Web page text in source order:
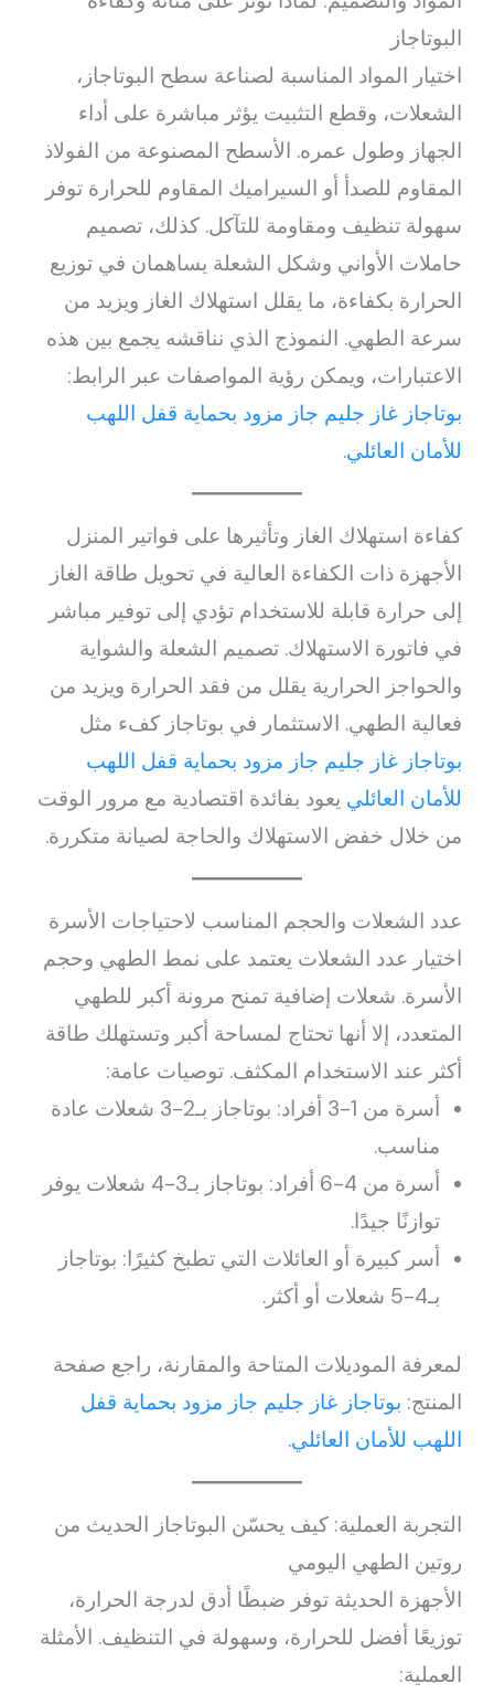
البوتاجاز
اختيار المواد المناسبة لصناعة سطح البوتاجاز،
الشعلات، وقطع التثبيت يؤثر مباشرة على أداء
الجهاز وطول عمره. الأسطح المصنوعة من الفولاذ
المقاوم للصدأ أو السيراميك المقاوم للحرارة توفر
سهولة تنظيف ومقاومة للتآكل. كذلك، تصميم
حاملات الأواني وشكل الشعلة يساهمان في توزيع
الحرارة بكفاءة، ما يقلل استهلاك الغاز ويزيد من
سرعة الطهي. النموذج الذي نناقشه يجمع بين هذه
الاعتبارات، ويمكن رؤية المواصفات عبر الرابط:
بوتاجاز غاز جليم جاز مزود بحماية قفل اللهب
للأمان العائلي.
كفاءة استهلاك الغاز وتأثيرها على فواتير المنزل
الأجهزة ذات الكفاءة العالية في تحويل طاقة الغاز
إلى حرارة قابلة للاستخدام تؤدي إلى توفير مباشر
في فاتورة الاستهلاك. تصميم الشعلة والشواية
والحواجز الحرارية يقلل من فقد الحرارة ويزيد من
فعالية الطهي. الاستثمار في بوتاجاز كفء مثل
بوتاجاز غاز جليم جاز مزود بحماية قفل اللهب
للأمان العائلي يعود بفائدة اقتصادية مع مرور الوقت
من خلال خفض الاستهلاك والحاجة لصيانة متكررة.
عدد الشعلات والحجم المناسب لاحتياجات الأسرة
اختيار عدد الشعلات يعتمد على نمط الطهي وحجم
الأسرة. شعلات إضافية تمنح مرونة أكبر للطهي
المتعدد، إلا أنها تحتاج لمساحة أكبر وتستهلك طاقة
أكثر عند الاستخدام المكثف. توصيات عامة:
أسرة من 1-3 أفراد: بوتاجاز بـ2-3 شعلات عادة
مناسب.
أسرة من 4-6 أفراد: بوتاجاز بـ3-4 شعلات يوفر
توازنًا جيدًا.
أسر كبيرة أو العائلات التي تطبخ كثيرًا: بوتاجاز
بـ4-5 شعلات أو أكثر.
لمعرفة الموديلات المتاحة والمقارنة، راجع صفحة
المنتج: بوتاجاز غاز جليم جاز مزود بحماية قفل
اللهب للأمان العائلي.
التجربة العملية: كيف يحسّن البوتاجاز الحديث من
روتين الطهي اليومي
الأجهزة الحديثة توفر ضبطًا أدق لدرجة الحرارة،
توزيعًا أفضل للحرارة، وسهولة في التنظيف. الأمثلة
العملية: